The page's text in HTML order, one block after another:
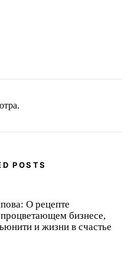
POSTS
О рецепте
бизнесе,
и жизни в счастье